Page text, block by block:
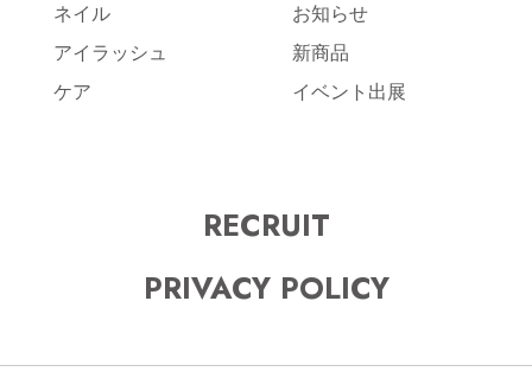
ネイル
アイラッシュ
ケア
お知らせ
新商品
イベント出展
RECRUIT
PRIVACY POLICY